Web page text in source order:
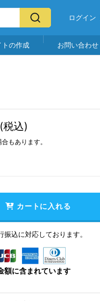
ログイン
トの作成 お問い合わせ
(税込)
もあります。
カートに入れる
込に対応しております。
額に含まれています